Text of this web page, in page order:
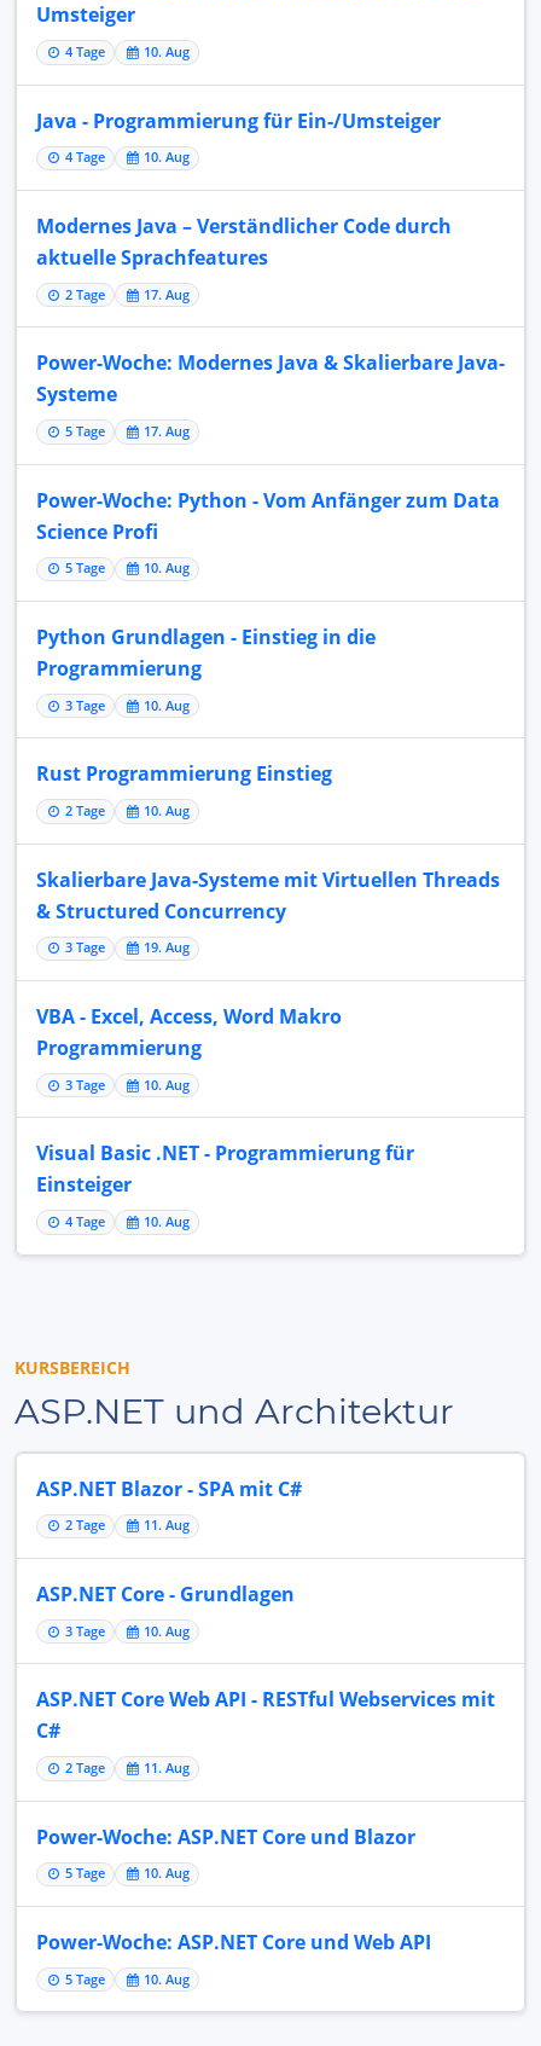
Umsteiger
4 Tage 10. Aug
Java - Programmierung für Ein-/Umsteiger
4 Tage 10. Aug
Modernes Java – Verständlicher Code durch
aktuelle Sprachfeatures
2 Tage 17. Aug
Power-Woche: Modernes Java & Skalierbare Java-
Systeme
5 Tage 17. Aug
Power-Woche: Python - Vom Anfänger zum Data
Science Profi
5 Tage 10. Aug
Python Grundlagen - Einstieg in die
Programmierung
3 Tage 10. Aug
Rust Programmierung Einstieg
2 Tage 10. Aug
Skalierbare Java-Systeme mit Virtuellen Threads
& Structured Concurrency
3 Tage 19. Aug
VBA - Excel, Access, Word Makro
Programmierung
3 Tage 10. Aug
Visual Basic .NET - Programmierung für
Einsteiger
4 Tage 10. Aug
KURSBEREICH
ASP.NET und Architektur
ASP.NET Blazor - SPA mit C#
2 Tage 11. Aug
ASP.NET Core - Grundlagen
3 Tage 10. Aug
ASP.NET Core Web API - RESTful Webservices mit
C#
2 Tage 11. Aug
Power-Woche: ASP.NET Core und Blazor
5 Tage 10. Aug
Power-Woche: ASP.NET Core und Web API
5 Tage 10. Aug